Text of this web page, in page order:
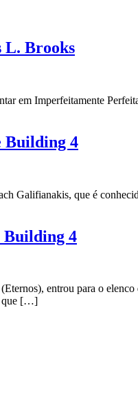
L. Brooks
em Imperfeitamente
Building 4
Galifianakis, que é
Building 4
entrou para o elenco
que […]